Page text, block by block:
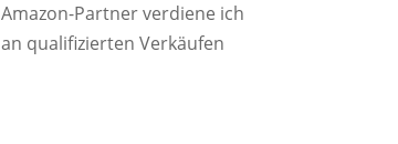
Amazon-Partner verdiene ich
an qualifizierten Verkäufen